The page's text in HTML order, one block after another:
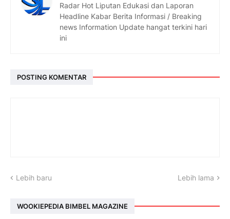
Radar Hot Liputan Edukasi dan Laporan
Headline Kabar Berita Informasi / Breaking
news Information Update hangat terkini hari
ini
POSTING KOMENTAR
Lebih baru Lebih lama
WOOKIEPEDIA BIMBEL MAGAZINE